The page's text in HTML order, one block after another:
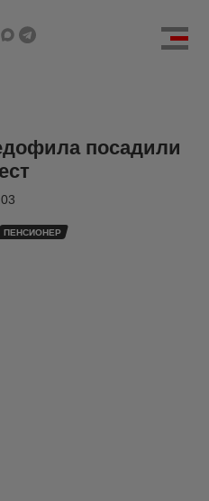
посадили
ПЕНСИОНЕР